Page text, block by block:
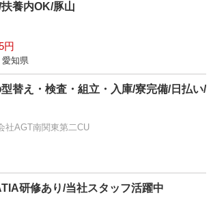
養内OK/豚山
円
知県
替え・検査・組立・入庫/寮完備/日払い/
社AGT南関東第二CU
研修あり/当社スタッフ活躍中